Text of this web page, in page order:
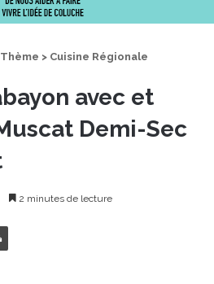
> Cuisine Régionale
avec et
Demi-Sec
2 minutes de lecture